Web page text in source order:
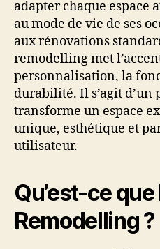
adapter chaque espace
au mode de vie de ses
aux rénovations
remodelling met
personnalisation, la
durabilité. Il s’agit d’un
transforme un espace
unique, esthétique et
utilisateur.
Qu’est-ce
Remodelling ?